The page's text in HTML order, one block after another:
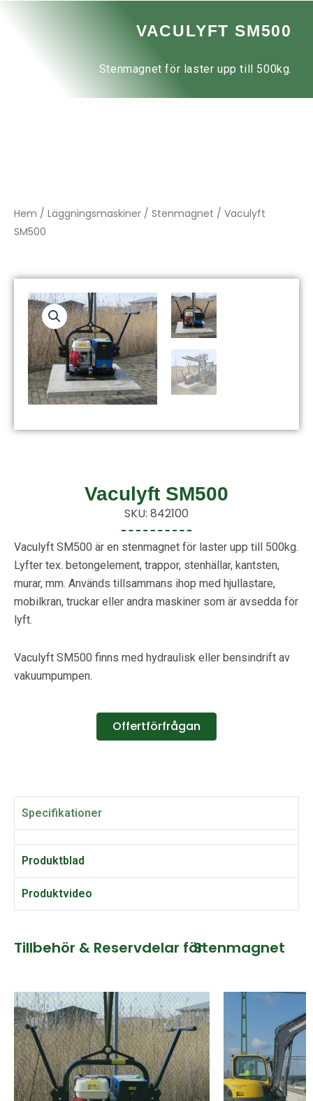
VACULYFT SM500
Stenmagnet för laster upp till 500kg.
Hem / Läggningsmaskiner / Stenmagnet / Vaculyft
SM500
Vaculyft SM500
SKU: 842100
Vaculyft SM500 är en stenmagnet för laster upp till 500kg.
Lyfter tex. betongelement, trappor, stenhällar, kantsten,
murar, mm. Används tillsammans ihop med hjullastare,
mobilkran, truckar eller andra maskiner som är avsedda för
lyft.
Vaculyft SM500 finns med hydraulisk eller bensindrift av
vakuumpumpen.
Offertförfrågan
Specifikationer
Produktblad
Produktvideo
Tillbehör & Reservdelar förStenmagnet